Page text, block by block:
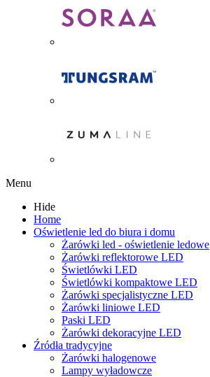
Menu
Hide
Home
Oświetlenie led do biura i domu
Żarówki led - oświetlenie ledowe
Żarówki reflektorowe LED
Świetlówki LED
Świetlówki kompaktowe LED
Żarówki specjalistyczne LED
Żarówki liniowe LED
Paski LED
Żarówki dekoracyjne LED
Źródła tradycyjne
Żarówki halogenowe
Lampy wyładowcze